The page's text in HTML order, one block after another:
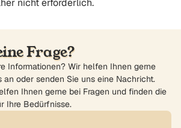
nicht erforderlich.
Frage?
Informationen? Wir helfen Ihnen gerne
an oder senden Sie uns eine Nachricht.
Ihnen gerne bei Fragen und finden die
Ihre Bedürfnisse.